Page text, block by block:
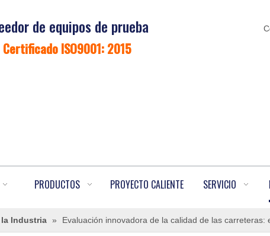
de equipos de prueba
Certificado ISO9001: 2015
PRODUCTOS PROYECTO CALIENTE SERVICIO
Industria » Evaluación innovadora de la calidad de las